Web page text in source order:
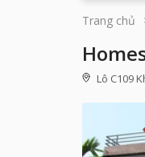
Trang chủ
Lô C109